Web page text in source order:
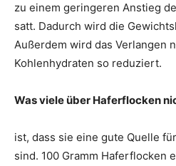
zu einem geringeren Anstieg
satt. Dadurch wird die
Außerdem wird das Verlangen
Kohlenhydraten so reduziert.
Was viele über Haferflocken
ist, dass sie eine gute Quelle
sind. 100 Gramm Haferflocken